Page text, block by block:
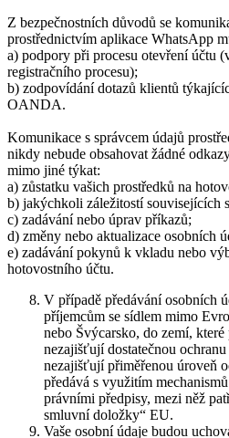
Z bezpečnostních důvodů se
prostřednictvím aplikace WhatsApp
a) podpory při procesu otevření účtu
registračního procesu);
b) zodpovídání dotazů klientů
OANDA.
Komunikace s správcem údajů
nikdy nebude obsahovat žádné
mimo jiné týkat:
a) zůstatku vašich prostředků na
b) jakýchkoli záležitostí souvisejících
c) zadávání nebo úprav příkazů;
d) změny nebo aktualizace osobních
e) zadávání pokynů k vkladu nebo
hotovostního účtu.
V případě předávání osobních
příjemcům se sídlem mimo
nebo Švýcarsko, do zemí,
nezajišťují dostatečnou
nezajišťují přiměřenou úroveň
předává s využitím
právními předpisy, mezi něž
smluvní doložky“ EU.
Vaše osobní údaje budou